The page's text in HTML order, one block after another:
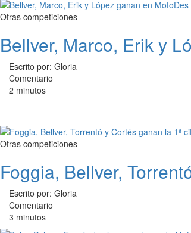
Otras competiciones
Bellver, Marco, Erik y
Escrito por: Gloria
Comentario
2 minutos
Otras competiciones
Foggia, Bellver,
Escrito por: Gloria
Comentario
3 minutos